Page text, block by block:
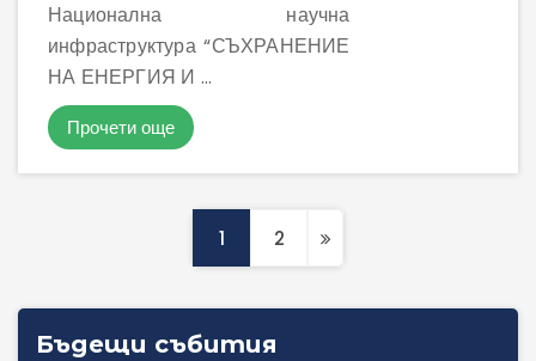
Национална научна
инфраструктура “СЪХРАНЕНИЕ
НА ЕНЕРГИЯ И ...
Прочети още
1 2
Бъдещи събития